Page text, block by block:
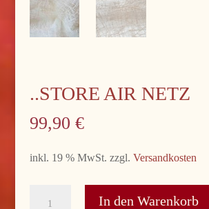
..STORE AIR NETZ
99,90 €
inkl. 19 % MwSt. zzgl. Versandkosten
In den Warenkorb